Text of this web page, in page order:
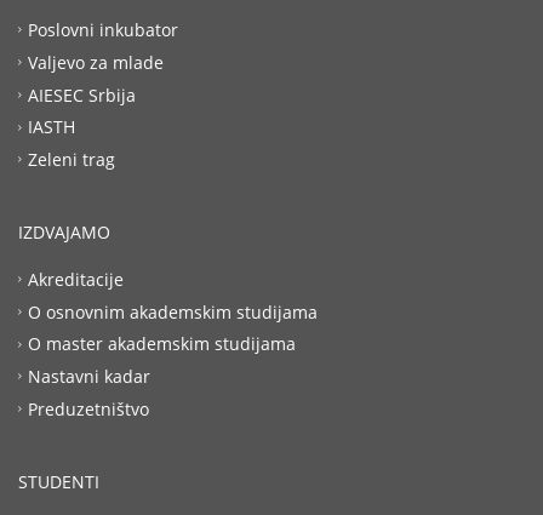
Poslovni inkubator
Valjevo za mlade
AIESEC Srbija
IASTH
Zeleni trag
IZDVAJAMO
Akreditacije
O osnovnim akademskim studijama
O master akademskim studijama
Nastavni kadar
Preduzetništvo
STUDENTI